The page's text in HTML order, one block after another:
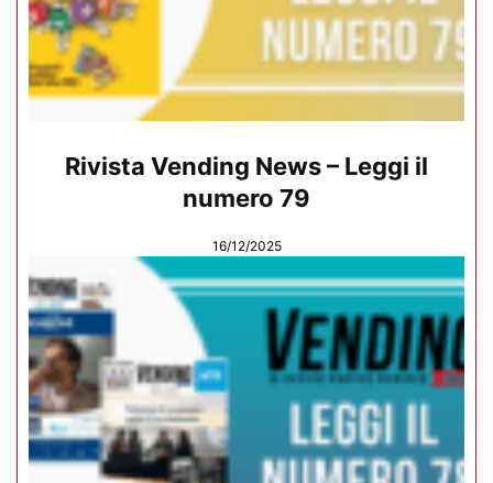
Rivista Vending News – Leggi il
numero 79
16/12/2025